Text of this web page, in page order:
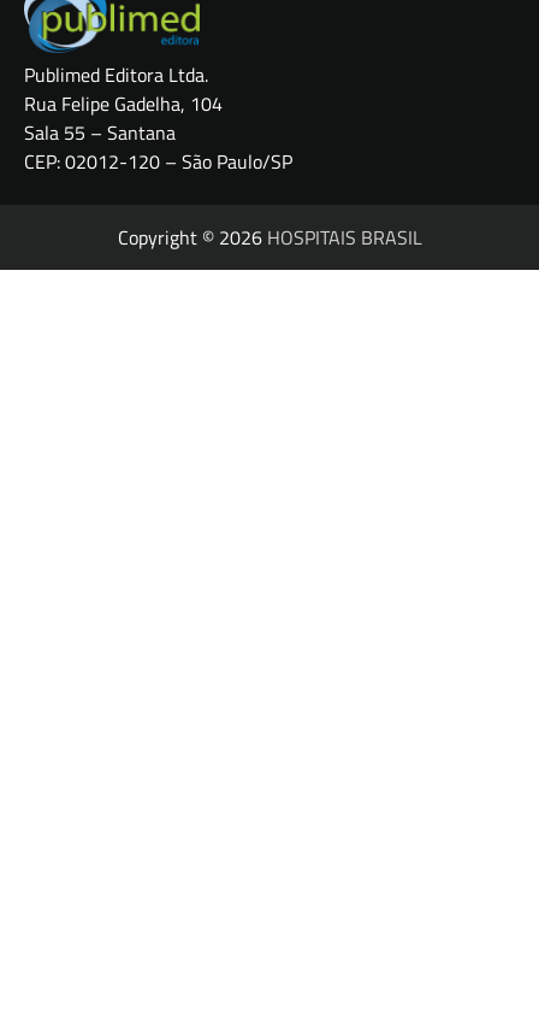
Publimed Editora Ltda.
Rua Felipe Gadelha, 104
Sala 55 – Santana
CEP: 02012-120 – São Paulo/SP
Copyright © 2026 HOSPITAIS BRASIL